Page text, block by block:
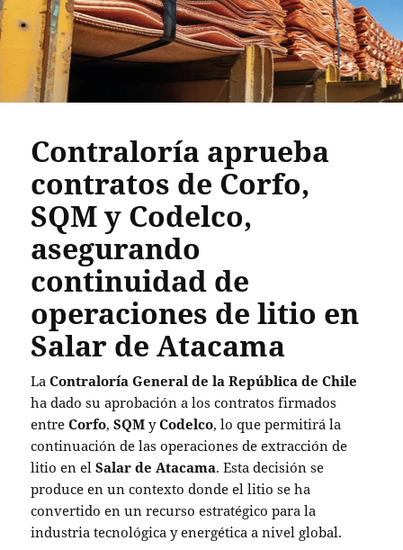
Contraloría aprueba
contratos de Corfo,
SQM y Codelco,
asegurando
continuidad de
operaciones de litio en
Salar de Atacama
LaContraloría General de la República de Chile
ha dado su aprobación a los contratos firmados
entreCorfo,SQM yCodelco, lo que permitirá la
continuación de las operaciones de extracción de
litio en elSalar de Atacama. Esta decisión se
produce en un contexto donde el litio se ha
convertido en un recurso estratégico para la
industria tecnológica y energética a nivel global.